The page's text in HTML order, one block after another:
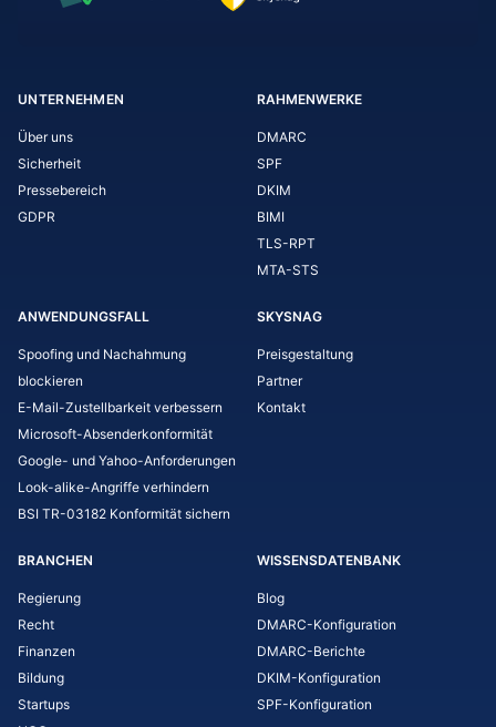
UNTERNEHMEN
Über uns
Sicherheit
Pressebereich
GDPR
RAHMENWERKE
DMARC
SPF
DKIM
BIMI
TLS-RPT
MTA-STS
ANWENDUNGSFALL
Spoofing und Nachahmung
blockieren
E-Mail-Zustellbarkeit verbessern
Microsoft-Absenderkonformität
Google- und Yahoo-Anforderungen
Look-alike-Angriffe verhindern
BSI TR-03182 Konformität sichern
SKYSNAG
Preisgestaltung
Partner
Kontakt
BRANCHEN
Regierung
Recht
Finanzen
Bildung
Startups
WISSENSDATENBANK
Blog
DMARC-Konfiguration
DMARC-Berichte
DKIM-Konfiguration
SPF-Konfiguration